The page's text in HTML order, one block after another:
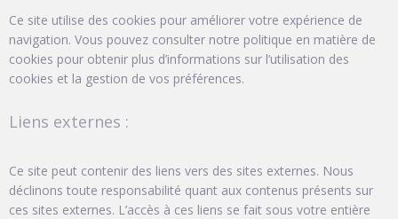
Ce site utilise des cookies pour améliorer votre expérience de
navigation. Vous pouvez consulter notre politique en matière de
cookies pour obtenir plus d’informations sur l’utilisation des
cookies et la gestion de vos préférences.
Liens externes :
Ce site peut contenir des liens vers des sites externes. Nous
déclinons toute responsabilité quant aux contenus présents sur
ces sites externes. L’accès à ces liens se fait sous votre entière